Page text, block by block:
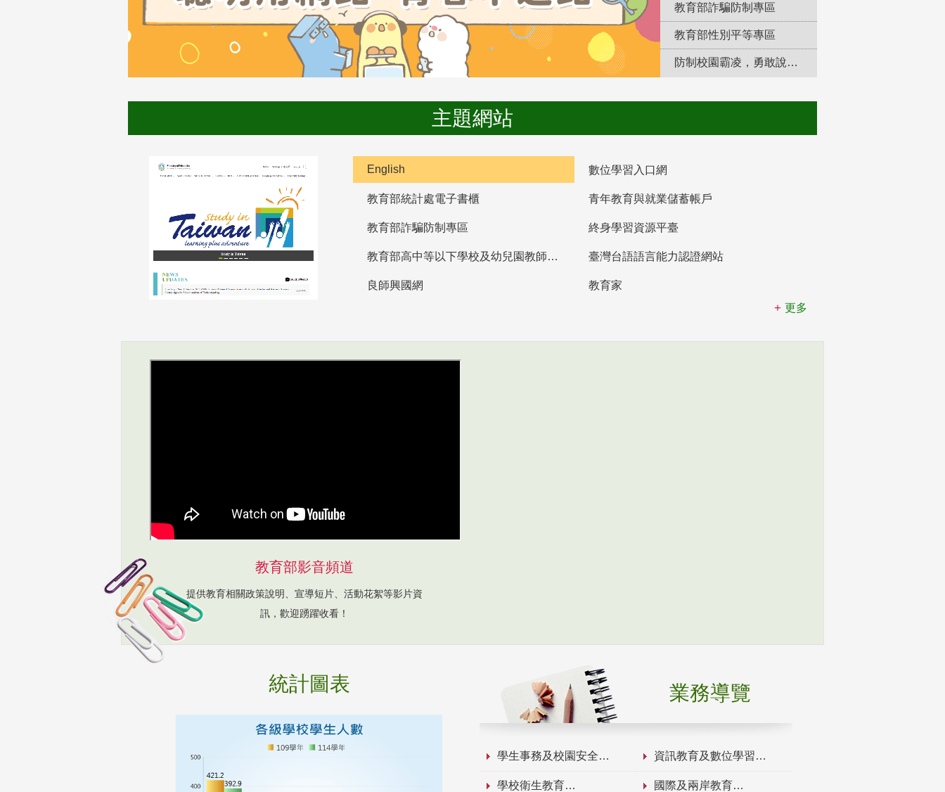
教育部詐騙防制專區
教育部性別平等專區
防制校園霸凌，勇敢說出來！
主題網站
English 數位學習入口網
教育部統計處電子書櫃 青年教育與就業儲蓄帳戶
教育部詐騙防制專區 終身學習資源平臺
教育部高中等以下學校及幼兒園教師資格檢定考試 臺灣台語語言能力認證網站
良師興國網
教育家
更多
教育部影音頻道
提供教育相關政策說明、宣導短片、活動花絮等影片資
訊，歡迎踴躍收看！
統計圖表 業務導覽
學生事務及校園安全 資訊教育及數位學習
學校衛生教育 國際及兩岸教育